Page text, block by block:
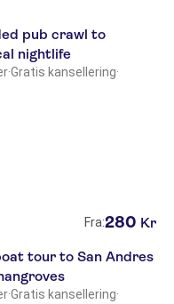
pub crawl to
nightlife
·Gratis kansellering·
Fra:280 Kr
tour to San Andres
·Gratis kansellering·